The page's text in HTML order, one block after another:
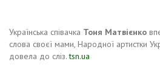
Українська співачка Тоня Матвієнко
слова своєї мами, Народної артистки
довела до сліз.tsn.ua